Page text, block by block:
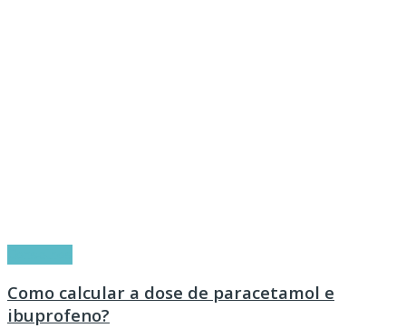
Como calcular a dose de paracetamol e
ibuprofeno?